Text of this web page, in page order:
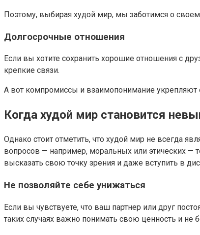
Поэтому, выбирая худой мир, мы заботимся о
Долгосрочные отношения
Если вы хотите сохранить хорошие отношения с
крепкие связи.
А вот компромиссы и взаимопонимание укрепляют
Когда худой мир становится
Однако стоит отметить, что худой мир не всегда
вопросов — например, моральных или этических —
высказать свою точку зрения и даже вступить в
Не позволяйте себе унижаться
Если вы чувствуете, что ваш партнер или друг
таких случаях важно понимать свою ценность и не